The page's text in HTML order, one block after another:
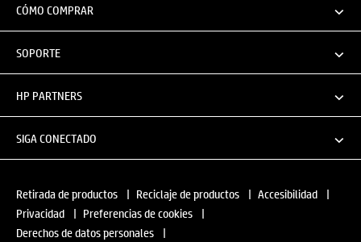
CÓMO COMPRAR
SOPORTE
HP PARTNERS
SIGA CONECTADO
Retirada de productos | Reciclaje de productos | Accesibilidad |
Privacidad | Preferencias de cookies |
Derechos de datos personales |